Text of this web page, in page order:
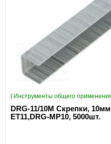
[ Инструменты общего
DRG-11/10M Скрепки,
ET11,DRG-MP10, 5000шт.